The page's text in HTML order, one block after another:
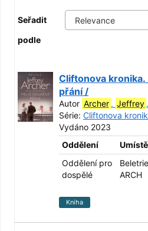
Seřadit
podle
Cliftonova kronika.
přání /
Autor Archer , Jeffrey ,
Série: Cliftonova
Vydáno 2023
Oddělení
Oddělení pro
dospělé
ARCH
Kniha